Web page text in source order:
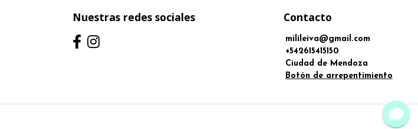
Nuestras redes sociales Contacto
milileiva@gmail.com
+542615415150
Ciudad de Mendoza
Botón de arrepentimiento